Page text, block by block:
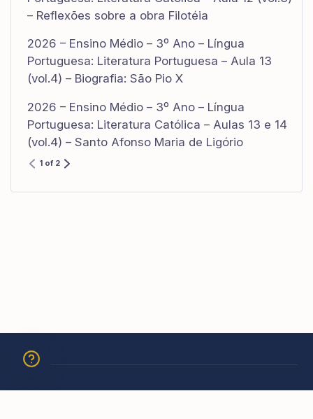
– Reflexões sobre a obra Filotéia
2026 – Ensino Médio – 3º Ano – Língua
Portuguesa: Literatura Portuguesa – Aula 13
(vol.4) – Biografia: São Pio X
2026 – Ensino Médio – 3º Ano – Língua
Portuguesa: Literatura Católica – Aulas 13 e 14
(vol.4) – Santo Afonso Maria de Ligório
1 of 2
© 2026 Academia São Carlos Borromeu. Todos os direitos